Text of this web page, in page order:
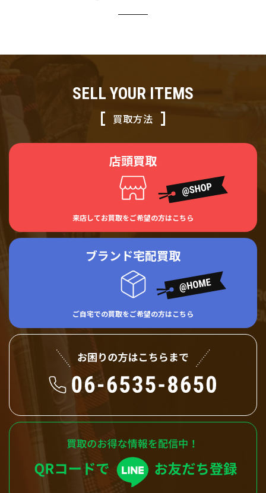
SELL YOUR ITEMS
買取方法
店頭買取
来店してお買取をご希望の方はこちら
ブランド宅配買取
ご自宅での買取をご希望の方はこちら